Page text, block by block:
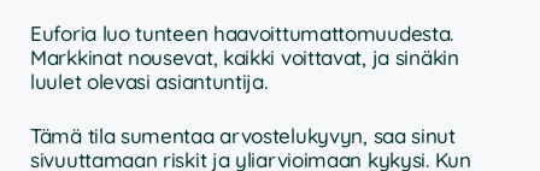
Euforia luo tunteen haavoittumattomuudesta.
Markkinat nousevat, kaikki voittavat, ja sinäkin
luulet olevasi asiantuntija.
Tämä tila sumentaa arvostelukyvyn, saa sinut
sivuuttamaan riskit ja yliarvioimaan kykysi. Kun